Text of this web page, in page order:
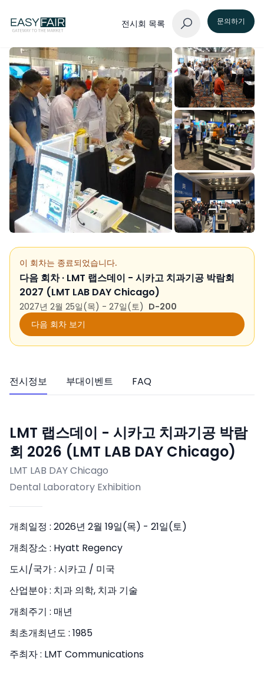
전시회 목록 문의하기
이 회차는 종료되었습니다.
다음 회차 · LMT 랩스데이 - 시카고 치과기공 박람회
2027 (LMT LAB DAY Chicago)
2027년 2월 25일(목) - 27일(토) D-200
다음 회차 보기
전시정보 부대이벤트 FAQ
LMT 랩스데이 - 시카고 치과기공 박람
회 2026 (LMT LAB DAY Chicago)
LMT LAB DAY Chicago
Dental Laboratory Exhibition
개최일정 : 2026년 2월 19일(목) - 21일(토)
개최장소 : Hyatt Regency
도시/국가 : 시카고 / 미국
산업분야 : 치과 의학, 치과 기술
개최주기 : 매년
최초개최년도 : 1985
주최자 : LMT Communications